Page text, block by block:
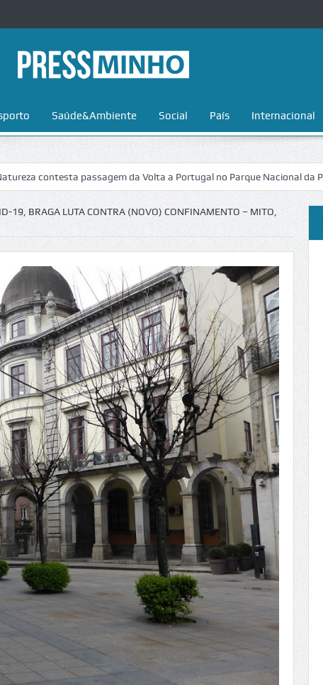
Saúde&Ambiente Social País Internacional
passagem da Volta a Portugal no Parque Nacional da Peneda-Gerês
19, BRAGA LUTA CONTRA (NOVO) CONFINAMENTO – MITO,